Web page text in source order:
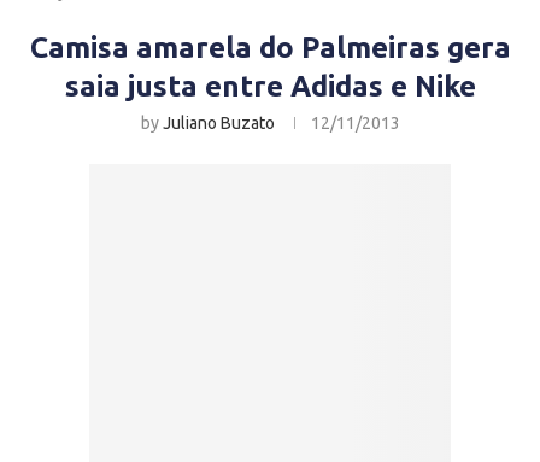
Camisa amarela do Palmeiras gera
saia justa entre Adidas e Nike
byJuliano Buzato 12/11/2013